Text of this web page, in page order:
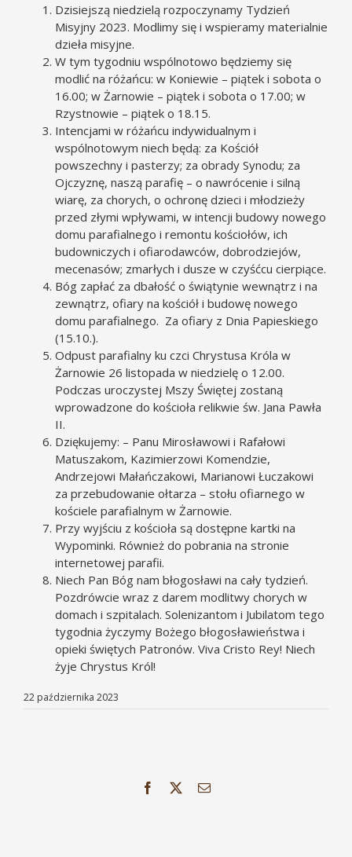
Dzisiejszą niedzielą rozpoczynamy Tydzień
Misyjny 2023. Modlimy się i wspieramy materialnie
dzieła misyjne.
W tym tygodniu wspólnotowo będziemy się
modlić na różańcu: w Koniewie – piątek i sobota o
16.00; w Żarnowie – piątek i sobota o 17.00; w
Rzystnowie – piątek o 18.15.
Intencjami w różańcu indywidualnym i
wspólnotowym niech będą: za Kościół
powszechny i pasterzy; za obrady Synodu; za
Ojczyznę, naszą parafię – o nawrócenie i silną
wiarę, za chorych, o ochronę dzieci i młodzieży
przed złymi wpływami, w intencji budowy nowego
domu parafialnego i remontu kościołów, ich
budowniczych i ofiarodawców, dobrodziejów,
mecenasów; zmarłych i dusze w czyśćcu cierpiące.
Bóg zapłać za dbałość o świątynie wewnątrz i na
zewnątrz, ofiary na kościół i budowę nowego
domu parafialnego. Za ofiary z Dnia Papieskiego
(15.10.).
Odpust parafialny ku czci Chrystusa Króla w
Żarnowie 26 listopada w niedzielę o 12.00.
Podczas uroczystej Mszy Świętej zostaną
wprowadzone do kościoła relikwie św. Jana Pawła
II.
Dziękujemy: – Panu Mirosławowi i Rafałowi
Matuszakom, Kazimierzowi Komendzie,
Andrzejowi Małańczakowi, Marianowi Łuczakowi
za przebudowanie ołtarza – stołu ofiarnego w
kościele parafialnym w Żarnowie.
Przy wyjściu z kościoła są dostępne kartki na
Wypominki. Również do pobrania na stronie
internetowej parafii.
Niech Pan Bóg nam błogosławi na cały tydzień.
Pozdrówcie wraz z darem modlitwy chorych w
domach i szpitalach. Solenizantom i Jubilatom tego
tygodnia życzymy Bożego błogosławieństwa i
opieki świętych Patronów. Viva Cristo Rey! Niech
żyje Chrystus Król!
22 października 2023
Facebook Email